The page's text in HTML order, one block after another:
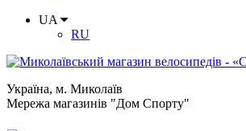
UA
RU
Україна, м. Миколаїв
Мережа магазинів "Дом Спорту"